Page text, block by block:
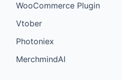
WooCommerce Plugin
Vtober
Photoniex
MerchmindAI